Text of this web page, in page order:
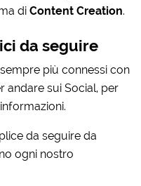
diContent Creation.
da seguire
più connessi con
andare sui Social, per
da seguire da
ogni nostro